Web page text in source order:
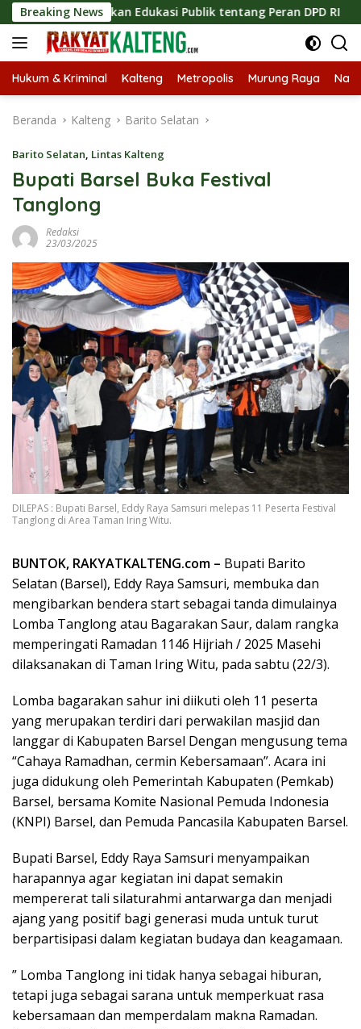
Langsung
ke
konten
Breaking News
Edukasi Publik tentang Peran DPD RI
Hukum & Kriminal Kalteng Metropolis Murung Raya
Beranda Kalteng Barito Selatan
Barito Selatan, Lintas Kalteng
Bupati Barsel Buka Festival
Tanglong
Redaksi
23/03/2025
DILEPAS : Bupati Barsel, Eddy Raya Samsuri melepas 11 Peserta Festival
Tanglong di Area Taman Iring Witu.
BUNTOK, RAKYATKALTENG.com – Bupati Barito
Selatan (Barsel), Eddy Raya Samsuri, membuka dan
mengibarkan bendera start sebagai tanda dimulainya
Lomba Tanglong atau Bagarakan Saur, dalam rangka
memperingati Ramadan 1146 Hijriah / 2025 Masehi
dilaksanakan di Taman Iring Witu, pada sabtu (22/3).
Lomba bagarakan sahur ini diikuti oleh 11 peserta
yang merupakan terdiri dari perwakilan masjid dan
langgar di Kabupaten Barsel Dengan mengusung tema
“Cahaya Ramadhan, cermin Kebersamaan”. Acara ini
juga didukung oleh Pemerintah Kabupaten (Pemkab)
Barsel, bersama Komite Nasional Pemuda Indonesia
(KNPI) Barsel, dan Pemuda Pancasila Kabupaten Barsel.
Bupati Barsel, Eddy Raya Samsuri menyampaikan
harapannya agar kegiatan ini dapat semakin
mempererat tali silaturahmi antarwarga dan menjadi
ajang yang positif bagi generasi muda untuk turut
berpartisipasi dalam kegiatan budaya dan keagamaan.
” Lomba Tanglong ini tidak hanya sebagai hiburan,
tetapi juga sebagai sarana untuk memperkuat rasa
kebersamaan dan memperdalam makna Ramadan.